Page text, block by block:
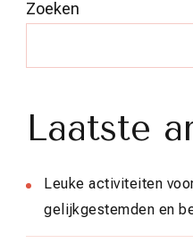
Zoeken
Laatste
Leuke activiteiten
gelijkgestemden en